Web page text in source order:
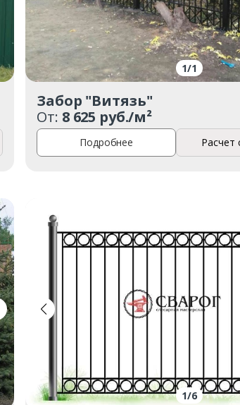
1/1
Забор "Витязь"
От: 8 625 руб./м²
Подробнее Расчет
1/6